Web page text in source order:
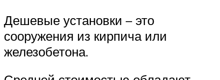
Дешевые установки – это
сооружения из кирпича или
железобетона.